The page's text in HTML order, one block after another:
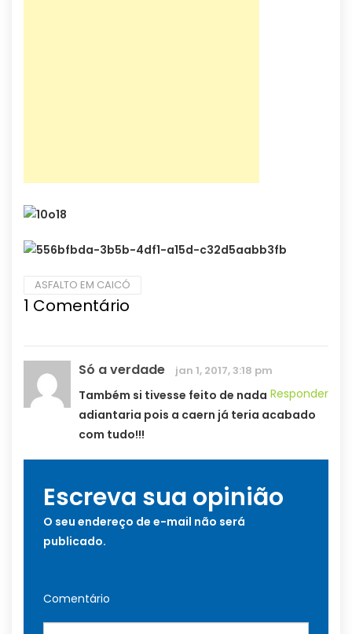
ASFALTO EM CAICÓ
1 Comentário
Só a verdade jan 1, 2017, 3:18 pm
Responder
Também si tivesse feito de nada
adiantaria pois a caern já teria acabado
com tudo!!!
Escreva sua opinião
O seu endereço de e-mail não será
publicado.
Comentário